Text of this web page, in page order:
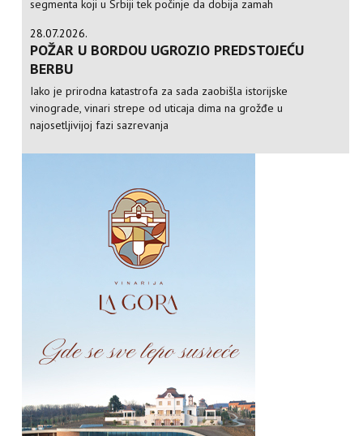
segmenta koji u Srbiji tek počinje da dobija zamah
28.07.2026.
POŽAR U BORDOU UGROZIO PREDSTOJEĆU
BERBU
Iako je prirodna katastrofa za sada zaobišla istorijske
vinograde, vinari strepe od uticaja dima na grožđe u
najosetljivijoj fazi sazrevanja